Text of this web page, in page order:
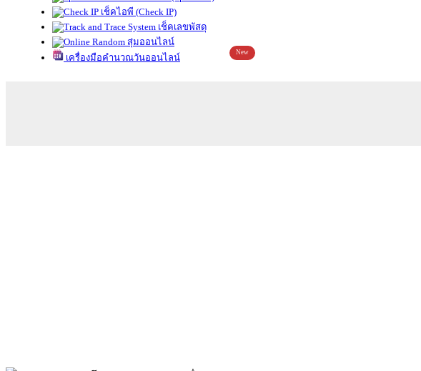
เช็คไอพี (Check IP)
เช็คเลขพัสดุ
สุ่มออนไลน์
เครื่องมือคำนวณวันออนไลน์
New